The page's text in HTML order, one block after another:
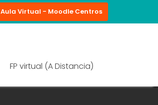
Aula Virtual - Moodle Centros
FP virtual (A Distancia)